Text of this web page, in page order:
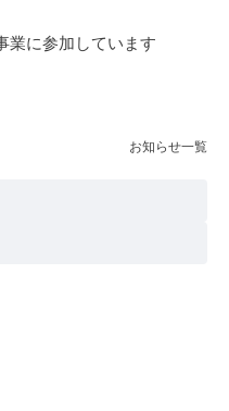
業に参加しています
お知らせ一覧